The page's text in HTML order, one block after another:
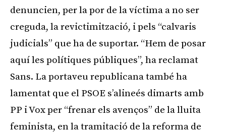
denuncien, per la por de la víctima a no ser
creguda, la revictimització, i pels “calvaris
judicials” que ha de suportar. “Hem de posar
aquí les polítiques públiques”, ha reclamat
Sans. La portaveu republicana també ha
lamentat que el PSOE s’alineés dimarts amb
PP i Vox per “frenar els avenços” de la lluita
feminista, en la tramitació de la reforma de